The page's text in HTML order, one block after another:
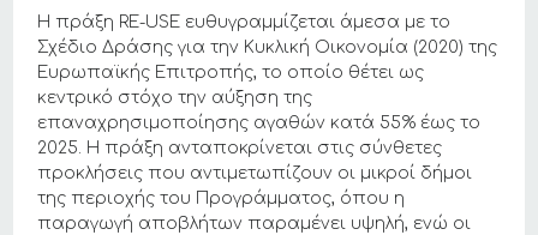
Η πράξη RE-USE ευθυγραμμίζεται άμεσα με το
Σχέδιο Δράσης για την Κυκλική Οικονομία (2020) της
Ευρωπαϊκής Επιτροπής, το οποίο θέτει ως
κεντρικό στόχο την αύξηση της
επαναχρησιμοποίησης αγαθών κατά 55% έως το
2025. Η πράξη ανταποκρίνεται στις σύνθετες
προκλήσεις που αντιμετωπίζουν οι μικροί δήμοι
της περιοχής του Προγράμματος, όπου η
παραγωγή αποβλήτων παραμένει υψηλή, ενώ οι